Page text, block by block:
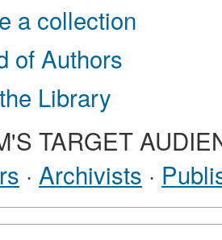
a collection
of Authors
Library
TARGET
· Archivists ·